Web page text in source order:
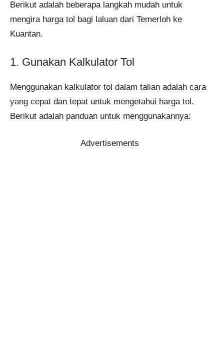
Berikut adalah beberapa langkah mudah untuk
mengira harga tol bagi laluan dari Temerloh ke
Kuantan.
1. Gunakan Kalkulator Tol
Menggunakan kalkulator tol dalam talian adalah cara
yang cepat dan tepat untuk mengetahui harga tol.
Berikut adalah panduan untuk menggunakannya:
Advertisements